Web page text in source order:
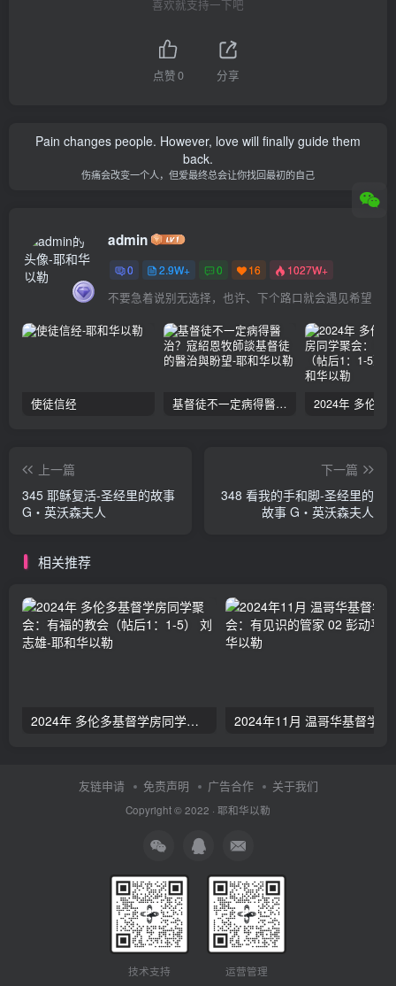
喜欢就支持一下吧
点赞0 分享
Pain changes people. However, love will finally guide them
back.
伤痛会改变一个人，但爱最终总会让你找回最初的自己
admin
0 2.9W+ 0 16 1027W+
不要急着说别无选择，也许、下个路口就会遇见希望
使徒信经 基督徒不一定病得醫治？寇紹恩牧師談基督徒的醫治與盼望
上一篇
345 耶稣复活-圣经里的故事
G‧英沃森夫人
下一篇
348 看我的手和脚-圣经里的
故事 G‧英沃森夫人
相关推荐
2024年 多伦多基督学房同学聚会：有福的教会（帖后1：1-5） 刘志雄
友链申请 免责声明 广告合作 关于我们
Copyright © 2022 · 耶和华以勒
技术支持 运营管理